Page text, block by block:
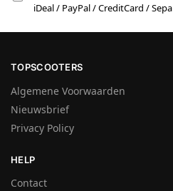
iDeal / PayPal / CreditCard / Sepa
TOPSCOOTERS
Algemene Voorwaarden
Nieuwsbrief
Privacy Policy
HELP
Contact